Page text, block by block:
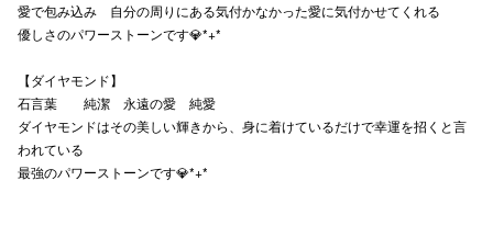
愛で包み込み 自分の周りにある気付かなかった愛に気付かせてくれる
優しさのパワーストーンです💎*+*
【ダイヤモンド】
石言葉 純潔 永遠の愛 純愛
ダイヤモンドはその美しい輝きから、身に着けているだけで幸運を招くと言
われている
最強のパワーストーンです💎*+*